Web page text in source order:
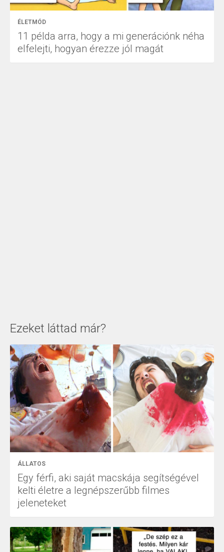
ÉLETMÓD
11 példa arra, hogy a mi generációnk néha
elfelejti, hogyan érezze jól magát
Ezeket láttad már?
ÁLLATOS
Egy férfi, aki saját macskája segítségével
kelti életre a legnépszerűbb filmes
jeleneteket